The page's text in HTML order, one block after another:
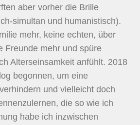
aber vorher die Brille
simultan und humanistisch).
mehr, keine echten, über
Freunde mehr und spüre
Alterseinsamkeit anfühlt. 2018
begonnen, um eine
und vielleicht doch
die so wie ich
habe ich inzwischen